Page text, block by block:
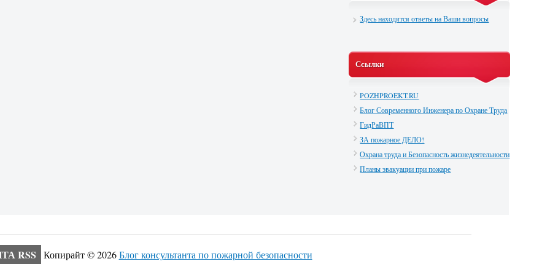
Здесь находятся ответы на Ваши вопросы
Ссылки
POZHPROEKT.RU
Блог Современного Инженера по Охране Труда
ГидРаВПТ
ЗА пожарное ДЕЛО!
Охрана труда и Безопасность жизнедеятельности
Планы эвакуации при пожаре
RSS Копирайт © 2026 Блог консультанта по пожарной безопасности